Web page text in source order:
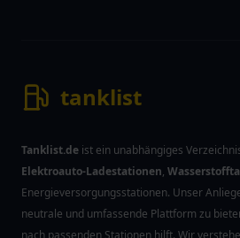
tanklist
Tanklist.de ist ein unabhängiges
Elektroauto-Ladestationen,
Energieversorgungsstationen. Unser
neutrale und umfassende Plattform zu
nach passenden Stationen hilft. Wir